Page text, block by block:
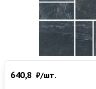
640,8 ₽/шт.